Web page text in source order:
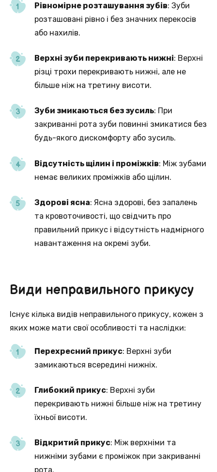
Рівномірне розташування зубів: Зуби
розташовані рівно і без значних перекосів
або нахилів.
Верхні зуби перекривають нижні: Верхні
різці трохи перекривають нижні, але не
більше ніж на третину висоти.
Зуби змикаються без зусиль: При
закриванні рота зуби повинні змикатися без
будь-якого дискомфорту або зусиль.
Відсутність щілин і проміжків: Між зубами
немає великих проміжків або щілин.
Здорові ясна: Ясна здорові, без запалень
та кровоточивості, що свідчить про
правильний прикус і відсутність надмірного
навантаження на окремі зуби.
Види неправильного прикусу
Існує кілька видів неправильного прикусу, кожен з
яких може мати свої особливості та наслідки:
Перехресний прикус: Верхні зуби
замикаються всередині нижніх.
Глибокий прикус: Верхні зуби
перекривають нижні більше ніж на третину
їхньої висоти.
Відкритий прикус: Між верхніми та
нижніми зубами є проміжок при закриванні
рота.